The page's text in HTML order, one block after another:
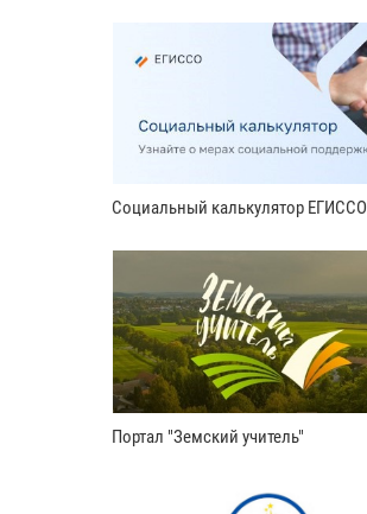
Социальный калькулятор ЕГИССО
Портал "Земский учитель"